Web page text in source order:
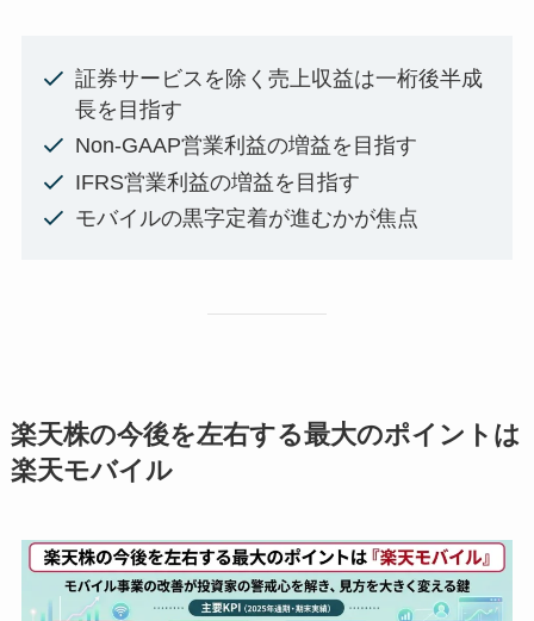
証券サービスを除く売上収益は一桁後半成
長を目指す
Non-GAAP営業利益の増益を目指す
IFRS営業利益の増益を目指す
モバイルの黒字定着が進むかが焦点
楽天株の今後を左右する最大のポイントは
楽天モバイル